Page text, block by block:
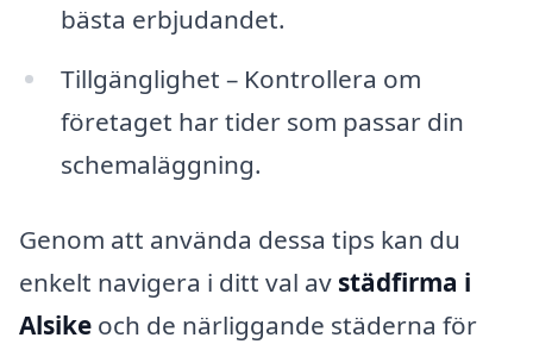
bästa erbjudandet.
Tillgänglighet – Kontrollera om
företaget har tider som passar din
schemaläggning.
Genom att använda dessa tips kan du
enkelt navigera i ditt val av städfirma i
Alsike och de närliggande städerna för